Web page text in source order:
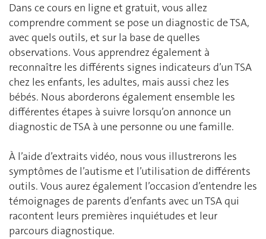
Dans ce cours en ligne et gratuit, vous allez
comprendre comment se pose un diagnostic de TSA,
avec quels outils, et sur la base de quelles
observations. Vous apprendrez également à
reconnaître les différents signes indicateurs d’un TSA
chez les enfants, les adultes, mais aussi chez les
bébés. Nous aborderons également ensemble les
différentes étapes à suivre lorsqu’on annonce un
diagnostic de TSA à une personne ou une famille.
À l’aide d’extraits vidéo, nous vous illustrerons les
symptômes de l’autisme et l’utilisation de différents
outils. Vous aurez également l’occasion d’entendre les
témoignages de parents d’enfants avec un TSA qui
racontent leurs premières inquiétudes et leur
parcours diagnostique.